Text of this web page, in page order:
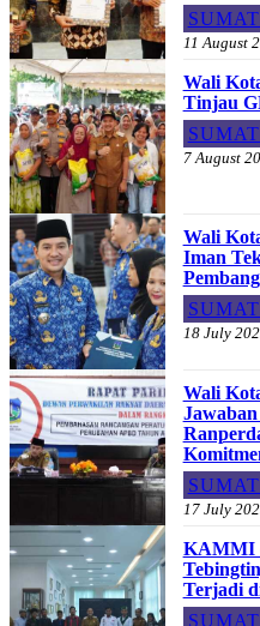
11 August
Wali
Tinjau
7 August
Wali
Iman
18 July
Wali
17 July
KAMMI
Terjadi